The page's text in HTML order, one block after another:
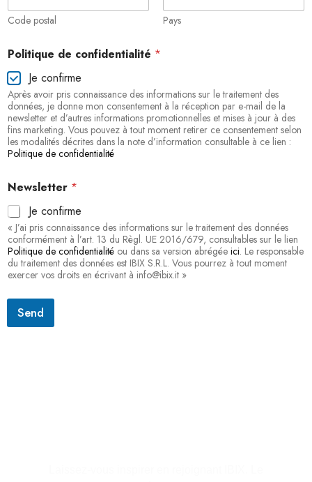
l
é
A
d
r
e
s
s
e
Code postal Pays
Politique de confidentialité *
Je confirme
Après avoir pris connaissance des informations sur le traitement des
données, je donne mon consentement à la réception par e-mail de la
newsletter et d’autres informations promotionnelles et mises à jour à des
fins marketing. Vous pouvez à tout moment retirer ce consentement selon
les modalités décrites dans la note d’information consultable à ce lien :
Politique de confidentialité
Newsletter *
Je confirme
« J’ai pris connaissance des informations sur le traitement des données
conformément à l’art. 13 du Règl. UE 2016/679, consultables sur le lien
Politique de confidentialité ou dans sa version abrégée ici. Le responsable
du traitement des données est IBIX S.R.L. Vous pourrez à tout moment
exercer vos droits en écrivant à info@ibix.it »
Send